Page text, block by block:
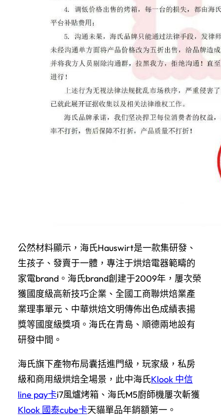
公然材料顯示，海氏Hauswirt是一款集研發、
生孩子、發賣于一體，專注于烘焙電器範疇的
家電brand。海氏brand創建于2009年，屢次榮
獲國度級高新技巧企業、全國工商聯烘焙業產
業理事單元、中華烘焙文明傳佈出色成績表揚
獎等國度級獎項。海氏在青島、順德兩地設有
研發中間。
海氏旗下產物布局囊括進門級，玩家級，私房
級和商用級烘焙全場景，此中海氏Klook 中信
line pay卡i7風爐烤箱、海氏M5廚師機屢次斬獲
Klook 國泰cube卡天貓單品年銷額第一。